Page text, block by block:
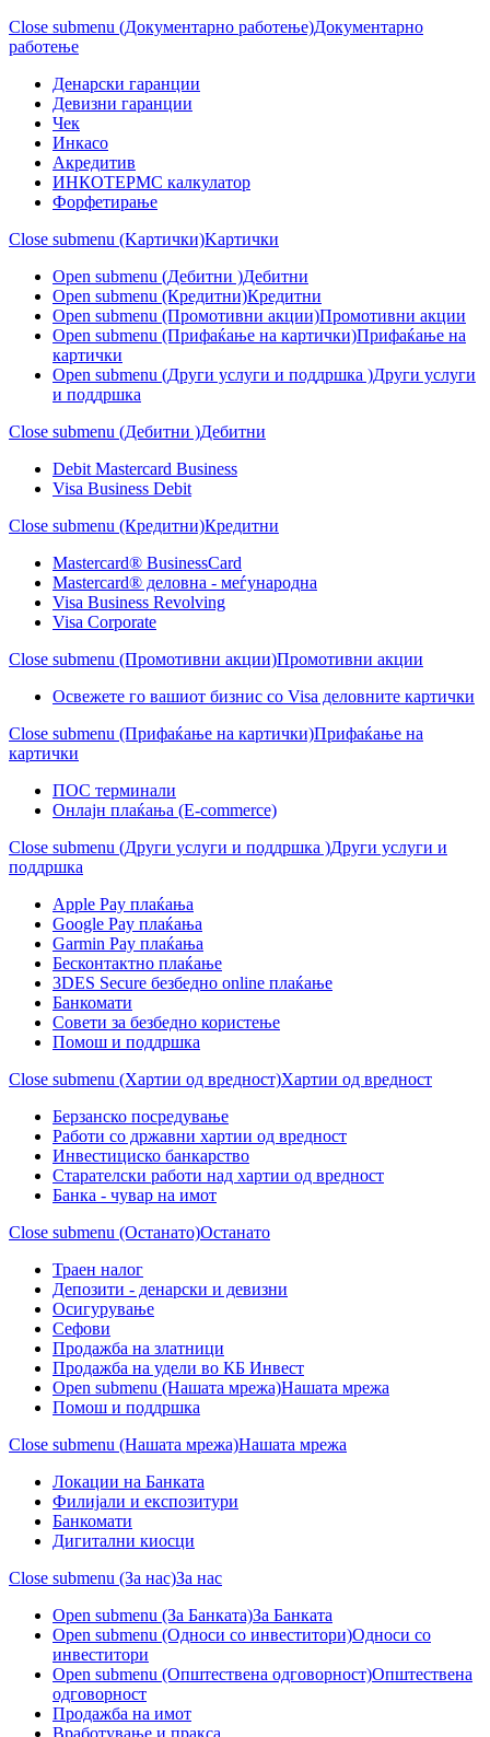
Close submenu (Документарно работење)Документарно
работење
Денарски гаранции
Девизни гаранции
Чек
Инкасо
Акредитив
ИНКОТЕРМС калкулатор
Форфетирање
Close submenu (Kартички)Kартички
Open submenu (Дебитни )Дебитни
Open submenu (Кредитни)Кредитни
Open submenu (Промотивни акции)Промотивни акции
Open submenu (Прифаќање на картички)Прифаќање на
картички
Open submenu (Други услуги и поддршка )Други услуги
и поддршка
Close submenu (Дебитни )Дебитни
Debit Mastercard Business
Visa Business Debit
Close submenu (Кредитни)Кредитни
Mastercard® BusinessCard
Mastercard® деловна - меѓународна
Visa Business Revolving
Visa Corporate
Close submenu (Промотивни акции)Промотивни акции
Освежете го вашиот бизнис со Visa деловните картички
Close submenu (Прифаќање на картички)Прифаќање на
картички
ПОС терминали
Онлајн плаќања (Е-commerce)
Close submenu (Други услуги и поддршка )Други услуги и
поддршка
Apple Pay плаќања
Google Pay плаќања
Garmin Pay плаќања
Бесконтактно плаќање
3DES Secure безбедно online плаќање
Банкомати
Совети за безбедно користење
Помош и поддршка
Close submenu (Хартии од вредност)Хартии од вредност
Берзанско посредување
Работи со државни хартии од вредност
Инвестициско банкарство
Старателски работи над хартии од вредност
Банка - чувар на имот
Close submenu (Останато)Останато
Траен налог
Депозити - денарски и девизни
Осигурување
Сефови
Продажба на златници
Продажба на удели во КБ Инвест
Open submenu (Нашата мрежа)Нашата мрежа
Помош и поддршка
Close submenu (Нашата мрежа)Нашата мрежа
Локации на Банката
Филијали и експозитури
Банкомати
Дигитални киосци
Close submenu (За нас)За нас
Open submenu (За Банката)За Банката
Open submenu (Односи со инвеститори)Односи со
инвеститори
Open submenu (Општествена одговорност)Општествена
одговорност
Продажба на имот
Вработување и пракса